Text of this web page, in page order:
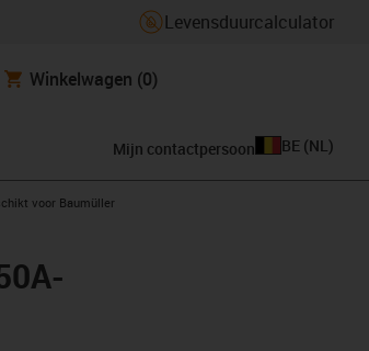
Levensduurcalculator
Winkelwagen (0)
Mijn contactpersoon BE (NL )
arrow-right
voor Baumüller